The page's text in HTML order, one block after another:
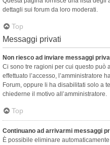
dettagli sui forum da loro moderati.
Top
Messaggi privati
Non riesco ad inviare messaggi
Ci sono tre ragioni per cui questo può
effettuato l’accesso, l’amministratore
Forum, oppure li ha disabilitati solo a
chiederne il motivo all’amministratore.
Top
Continuano ad arrivarmi messaggi
È possibile eliminare